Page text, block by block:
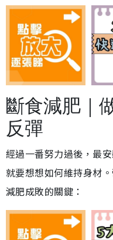
斷食減肥｜
反彈
經過一番努力過後，最
就要想想如何維持身材
減肥成敗的關鍵：